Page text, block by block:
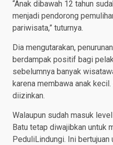
“Anak dibawah 12 tahun
menjadi pendorong
pariwisata,” tuturnya.
Dia mengutarakan,
berdampak positif bagi
sebelumnya banyak
karena membawa anak
diizinkan.
Walaupun sudah masuk
Batu tetap diwajibkan untuk
PeduliLindungi. Ini